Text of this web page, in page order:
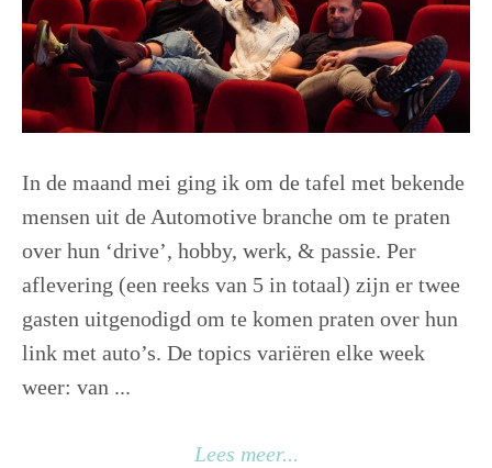
In de maand mei ging ik om de tafel met bekende
mensen uit de Automotive branche om te praten
over hun ‘drive’, hobby, werk, & passie. Per
aflevering (een reeks van 5 in totaal) zijn er twee
gasten uitgenodigd om te komen praten over hun
link met auto’s. De topics variëren elke week
weer: van ...
Lees meer...